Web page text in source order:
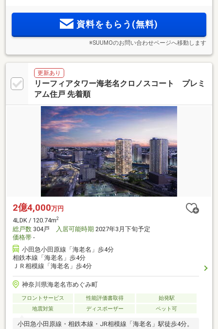
る敷地を生かす角住戸中心(注1)内廊下設計
資料をもらう(無料)
※SUUMOのお問い合わせページへ移動します
更新あり
リーフィアタワー海老名クロノスコート プレミ
アム住戸 先着順
2億4,000万円
4LDK / 120.74m2
総戸数 304戸 入居可能時期 2027年3月下旬予定
価格帯 -
小田急小田原線「海老名」歩4分
相鉄本線「海老名」歩4分
ＪＲ相模線「海老名」歩4分
神奈川県海老名市めぐみ町
フロントサービス 性能評価書取得
始発駅
地震対策
ディスポーザー ペット可
小田急小田原線・相鉄本線・JR相模線「海老名」駅徒歩4分。